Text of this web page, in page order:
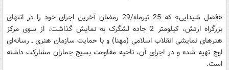
«فصل شیدایی» که 25 تیرماه/29 رمضان آخرین اجرای خود را در انتهای
بزرگراه ارتش، کیلومتر 2 جاده لشگرک به نمایش گذاشت، از سوی مرکز
هنرهای نمایشی انقلاب اسلامی (مهنا) و با حمایت سازمان هنری ـ رسانه‌ای
اوج تهیه شده و در اجرای آن، ناحیه مقاومت بسیج جماران مشارکت داشته
است.